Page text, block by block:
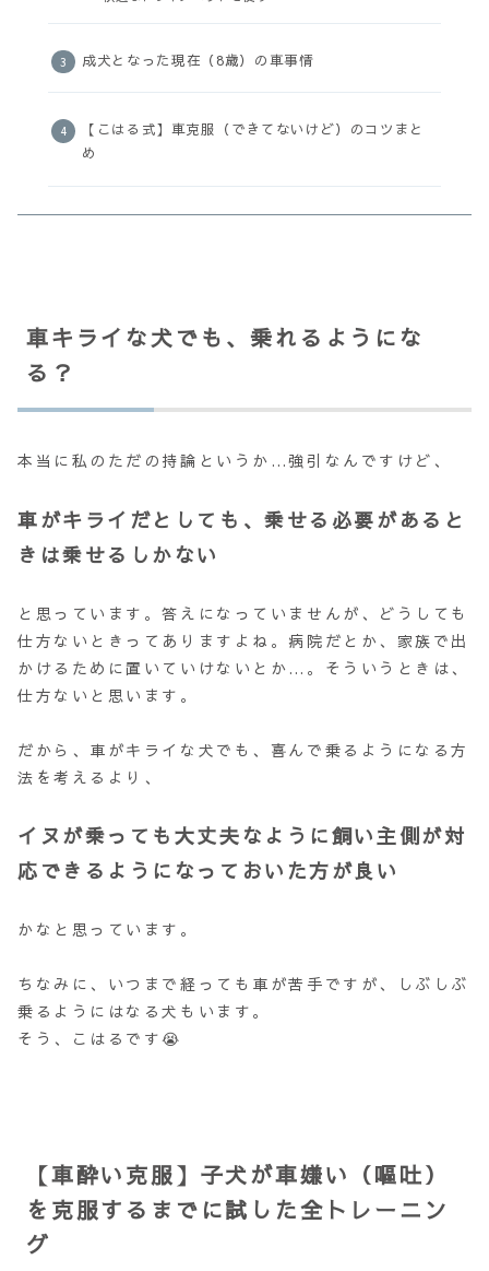
成犬となった現在（8歳）の車事情
【こはる式】車克服（できてないけど）のコツまと
め
車キライな犬でも、乗れるようにな
る？
本当に私のただの持論というか…強引なんですけど、
車がキライだとしても、乗せる必要があると
きは乗せるしかない
と思っています。答えになっていませんが、どうしても
仕方ないときってありますよね。病院だとか、家族で出
かけるために置いていけないとか…。そういうときは、
仕方ないと思います。
だから、車がキライな犬でも、喜んで乗るようになる方
法を考えるより、
イヌが乗っても大丈夫なように飼い主側が対
応できるようになっておいた方が良い
かなと思っています。
ちなみに、いつまで経っても車が苦手ですが、しぶしぶ
乗るようにはなる犬もいます。
そう、こはるです😭
【車酔い克服】子犬が車嫌い（嘔吐）
を克服するまでに試した全トレーニン
グ